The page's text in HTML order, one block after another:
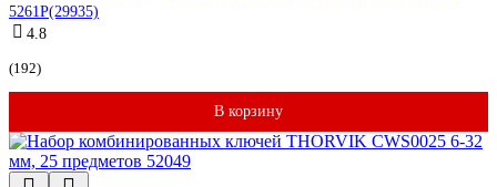
5261P(29935)
4.8
(192)
В корзину